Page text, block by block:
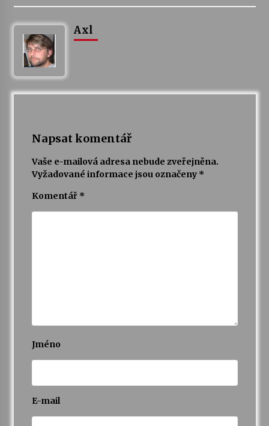
Axl
Napsat komentář
Vaše e-mailová adresa nebude zveřejněna.
Vyžadované informace jsou označeny *
Komentář *
Jméno
E-mail